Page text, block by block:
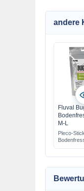
andere
Fluval
M-L
Pleco-